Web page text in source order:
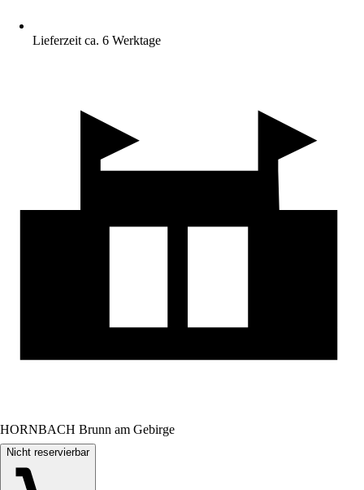
Lieferzeit ca. 6 Werktage
HORNBACH Brunn am Gebirge
Nicht reservierbar